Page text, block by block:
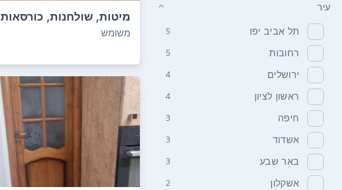
עיר
תל אביב יפו 5
רחובות 5
ירושלים 4
ראשון לציון 4
חיפה 3
אשדוד 3
באר שבע 3
אשקלון 2
מיטות, שולחנות, כורסאות
וכסאות, מזנונים,...
משומש